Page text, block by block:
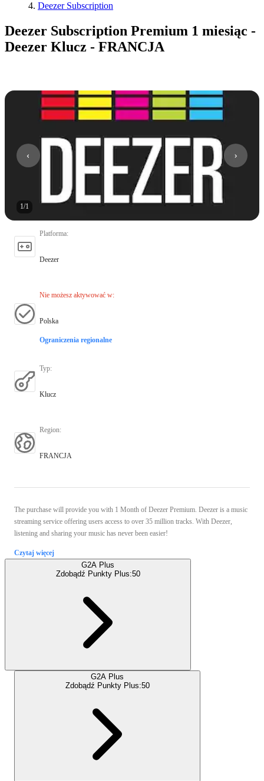
Deezer Subscription
Deezer Subscription Premium 1 miesiąc -
Deezer Klucz - FRANCJA
1/1
Platforma:
Deezer
Nie możesz aktywować w:
Polska
Ograniczenia regionalne
Typ:
Klucz
Region:
FRANCJA
The purchase will provide you with 1 Month of Deezer Premium. Deezer is a music
streaming service offering users access to over 35 million tracks. With Deezer,
listening and sharing your music has never been easier!
Czytaj więcej
G2A Plus
Zdobądź Punkty Plus:50
G2A Plus
Zdobądź Punkty Plus:50